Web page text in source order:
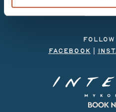
career
FACEBOOK